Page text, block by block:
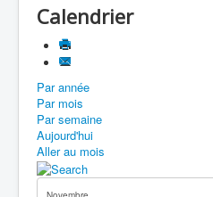
Calendrier
Par année
Par mois
Par semaine
Aujourd'hui
Aller au mois